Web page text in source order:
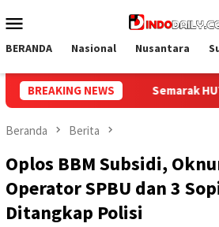
ke
Mobile
BERANDA Nasional Nusantara
BREAKING NEWS
81 RI, Lapas Kelas I Palembang
Beranda Berita
Oplos BBM Subsidi,
Operator SPBU dan 3
Ditangkap Polisi